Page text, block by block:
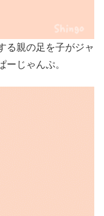
る親の足を子がジャ
ーじゃんぷ。